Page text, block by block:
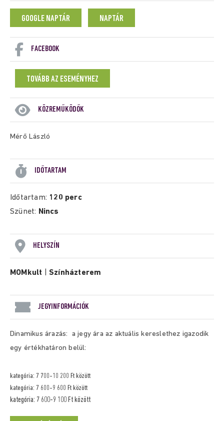
GOOGLE NAPTÁR NAPTÁR
FACEBOOK
TOVÁBB AZ ESEMÉNYHEZ
KÖZREMŰKÖDŐK
Mérő László
IDŐTARTAM
Időtartam: 120 perc
Szünet: Nincs
HELYSZÍN
MOMkult |Színházterem
JEGYINFORMÁCIÓK
Dinamikus árazás: a jegy ára az aktuális kereslethez igazodik
egy értékhatáron belül:
kategória: 7 700-10 200 Ft között
kategória: 7 600-9 600 Ft között
kategória: 7 600-9 100 Ft között